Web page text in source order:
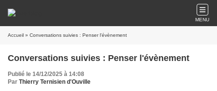
MENU
Accueil » Conversations suivies : Penser l'évènement
Conversations suivies : Penser l'évènement
Publié le 14/12/2025 à 14:08
Par Thierry Ternisien d'Ouville